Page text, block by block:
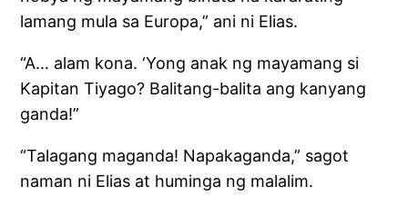
lamang mula sa Europa,” ani ni Elias.
“A… alam kona. ‘Yong anak ng mayamang si
Kapitan Tiyago? Balitang-balita ang kanyang
ganda!”
“Talagang maganda! Napakaganda,” sagot
naman ni Elias at huminga ng malalim.